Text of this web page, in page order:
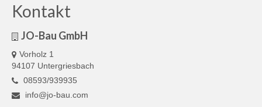
Kontakt
JO-Bau GmbH
Vorholz 1
94107 Untergriesbach
08593/939935
info@jo-bau.com